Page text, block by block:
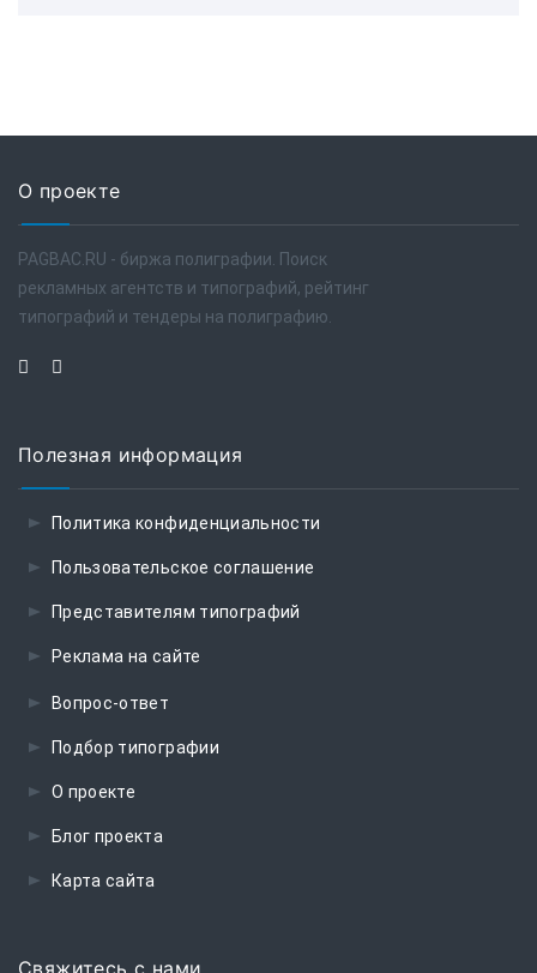
О проекте
PAGBAC.RU - биржа полиграфии. Поиск
рекламных агентств и типографий, рейтинг
типографий и тендеры на полиграфию.
Полезная информация
Политика конфиденциальности
Пользовательское соглашение
Представителям типографий
Реклама на сайте
Вопрос-ответ
Подбор типографии
О проекте
Блог проекта
Карта сайта
Свяжитесь с нами